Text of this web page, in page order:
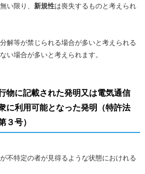
い限り、 新規性は喪失するものと考えられ
解等が禁じられる場合が多いと考えられる
い場合が多いと考えられます。
物に記載された発明又は電気通信
に利用可能となった発明
（特許法
３号）
不特定の者が見得るような状態におけれる